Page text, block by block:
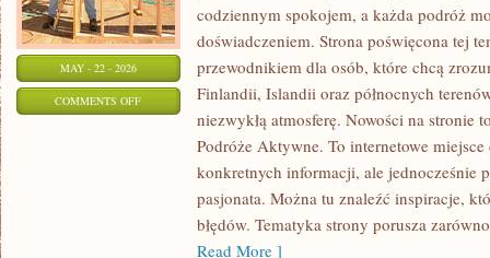
MAY - 22 - 2026
COMMENTS OFFON
codziennym spokojem, a każda podróż
doświadczeniem. Strona poświęcona tej
przewodnikiem dla osób, które chcą
Finlandii, Islandii oraz północnych
niezwykłą atmosferę. Nowości na stronie
Podróże Aktywne. To internetowe
konkretnych informacji, ale jednocześnie
pasjonata. Można tu znaleźć inspiracje,
błędów. Tematyka strony porusza
Read More ]